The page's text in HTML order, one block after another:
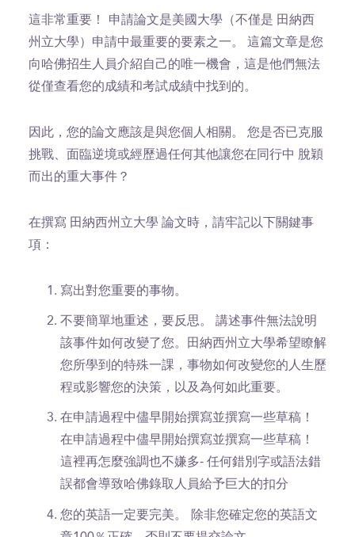
這非常重要！
申請論文是美國大學（不僅是 田納西
州立大學）申請中最重要的要素之一。 這篇文章是您
向哈佛招生人員介紹自己的唯一機會，這是他們無法
從僅查看您的成績和考試成績中找到的。
因此，您的論文應該是與您個人相關。 您是否已克服
挑戰、面臨逆境或經歷過任何其他讓您在同行中 脫穎
而出的重大事件？
在撰寫 田納西州立大學 論文時，請牢記以下關鍵事
項：
寫出對您重要的事物。
不要簡單地重述，要反思。 講述事件無法說明
該事件如何改變了您。田納西州立大學希望瞭解
您所學到的特殊一課，事物如何改變您的人生歷
程或影響您的決策，以及為何如此重要。
在申請過程中儘早開始撰寫並撰寫一些草稿！
在申請過程中儘早開始撰寫並撰寫一些草稿！
這裡再怎麼強調也不嫌多- 任何錯別字或語法錯
誤都會導致哈佛錄取人員給予巨大的扣分
您的英語一定要完美。
除非您確定您的英語文